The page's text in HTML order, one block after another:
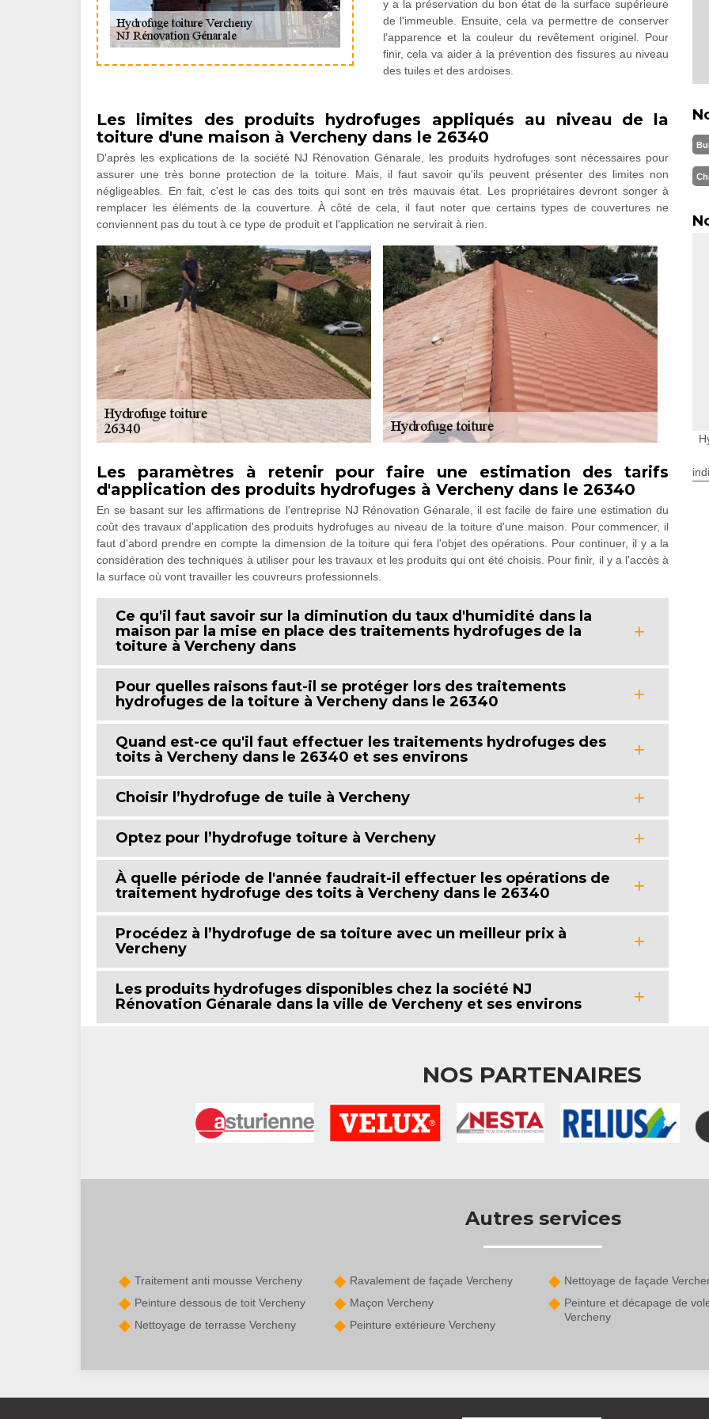
y a la préservation du bon état de la surface supérieure
de l'immeuble. Ensuite, cela va permettre de conserver
l'apparence et la couleur du revêtement originel. Pour
finir, cela va aider à la prévention des fissures au niveau
des tuiles et des ardoises.
Les limites des produits hydrofuges appliqués au niveau de la
toiture d'une maison à Vercheny dans le 26340
D'après les explications de la société NJ Rénovation Génarale, les produits hydrofuges sont nécessaires pour
assurer une très bonne protection de la toiture. Mais, il faut savoir qu'ils peuvent présenter des limites non
négligeables. En fait, c'est le cas des toits qui sont en très mauvais état. Les propriétaires devront songer à
remplacer les éléments de la couverture. À côté de cela, il faut noter que certains types de couvertures ne
conviennent pas du tout à ce type de produit et l'application ne servirait à rien.
Les paramètres à retenir pour faire une estimation des tarifs
d'application des produits hydrofuges à Vercheny dans le 26340
En se basant sur les affirmations de l'entreprise NJ Rénovation Génarale, il est facile de faire une estimation du
coût des travaux d'application des produits hydrofuges au niveau de la toiture d'une maison. Pour commencer, il
faut d'abord prendre en compte la dimension de la toiture qui fera l'objet des opérations. Pour continuer, il y a la
considération des techniques à utiliser pour les travaux et les produits qui ont été choisis. Pour finir, il y a l'accès à
la surface où vont travailler les couvreurs professionnels.
Ce qu'il faut savoir sur la diminution du taux d'humidité dans la
maison par la mise en place des traitements hydrofuges de la
toiture à Vercheny dans
Pour quelles raisons faut-il se protéger lors des traitements
hydrofuges de la toiture à Vercheny dans le 26340
Quand est-ce qu'il faut effectuer les traitements hydrofuges des
toits à Vercheny dans le 26340 et ses environs
Choisir l’hydrofuge de tuile à Vercheny
Optez pour l’hydrofuge toiture à Vercheny
À quelle période de l'année faudrait-il effectuer les opérations de
traitement hydrofuge des toits à Vercheny dans le 26340
Procédez à l’hydrofuge de sa toiture avec un meilleur prix à
Vercheny
Les produits hydrofuges disponibles chez la société NJ
Rénovation Génarale dans la ville de Vercheny et ses environs
NOS PARTENAIRES
Autres services
Traitement anti mousse Vercheny
Peinture dessous de toit Vercheny
Nettoyage de terrasse Vercheny
Ravalement de façade Vercheny
Maçon Vercheny
Peinture extérieure Vercheny
Nettoyage de façade
Peinture et décapage de
Vercheny